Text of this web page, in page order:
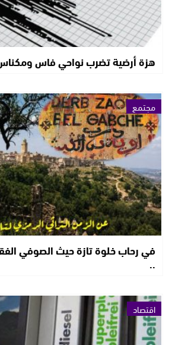
هزة أرضية تضرب نواحي فاس
مجتمع
في رحاب خلوة تازة حيث الصوفي
..
اقتصاد